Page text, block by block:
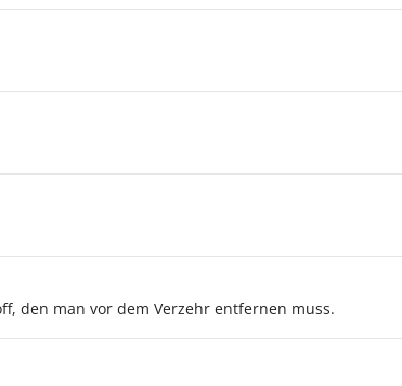
den man vor dem Verzehr entfernen muss.